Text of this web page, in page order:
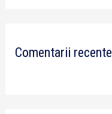
Comentarii recente